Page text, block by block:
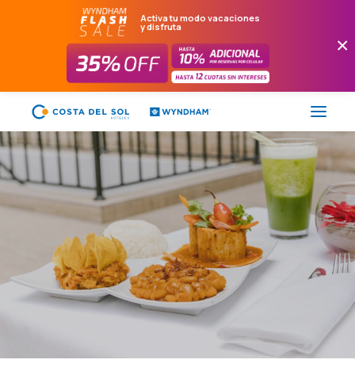
×
Activa tu modo vacaciones
y disfruta
FLASH SALE
HOTELES
PAQUETES
PROMOCIONES
EVENTOS